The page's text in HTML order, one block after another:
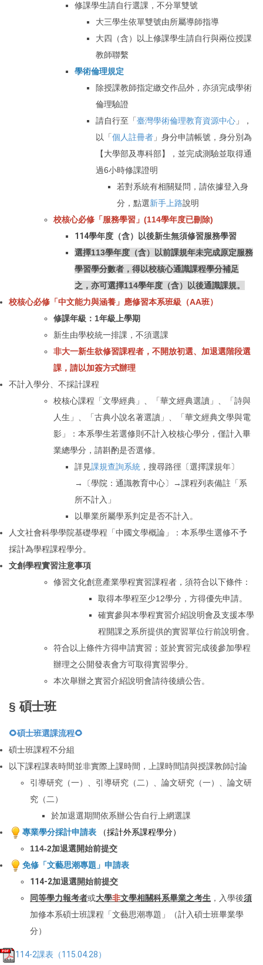
修課學生請自行選課，不分單雙號
大三學生依單雙號由所屬導師指導
大四（含）以上修課學生請自行與兩位授課
教師聯繫
學術倫理規定
除授課教師指定繳交作品外，亦須完成學術
倫理驗證
請自行至「 臺灣學術倫理教育資源中心 」，
以
「 個人註冊者 」身分申請帳號，身分別為
【大學部及專科部】，並完成測驗並取得通
過6小時修課證明
若對系統有相關疑問，請依據登入身
分，點選新手上路說明
校核心必修 「服務學習」(114學年度已刪除)
114學年度（含）以後新生無須修習服務學習
選擇113學年度 （含）以前課規年未完成原定服務
學習學分數者，得以校核心通識課程學分補足
之，亦可選擇114學年度 （含）以後通識課規。
校核心必修「中文能力與涵養」應修習本系班級（AA班）
修課年級：1年級上學期
新生由學校統一排課，不須選課
非大一新生欲修習課程者， 不開放初選、加退選階段選
課， 請以加簽方式辦理
不計入學分、不採計課程
校核心課程「文學經典」
「 華文經典選讀 」 「 詩與
人生 」 「 古典小說名著選讀 」 「 華文經典文學與電
影 」 ： 本系學生若選修則不計入校核心學分，僅計入畢
業總學分，請斟酌是否選修。
詳見課規查詢系統 ，搜尋路徑〔選擇課規年〕
→〔學院：通識教育中心〕→課程列表備註「系
所不計入」
以畢業所屬學系判定是否不計入。
人文社會科學學院基礎學程 「 中國文學概論 」 ： 本系學生選修不予
採計為學程課程學分。
文創學程實習注意事項
修習文化創意產業學程實習課程者，須符合以下條件：
取得本學程至少12學分，方得優先申請。
確實參與本學程實習介紹說明會及支援本學
程開課之系所提供的實習單位行前說明會。
符合以上條件方得申請實習；並於實習完成後參加學程
辦理之公開發表會方可取得實習學分。
本次舉辦之實習介紹說明會請待後續公告。
§ 碩士班
🌻碩士班選課流程🌻
碩士班課程不分組
以下課程課表時間並非實際上課時間，上課時間請與授課教師討論
引導研究（一）、引導研究（二）、論文研究（一）、論文研
究（二）
於加退選期間依系辦公告自行上網選課
專業學分採計申請表 （採計外系課程學分）
114-2加退選開始前提交
免修「文藝思潮專題」申請表
114-2加退選開始前提交
同等學力報考者或大學非文學相關科系畢業之考生 ，入學後須
加修本系碩士班課程「文藝思潮專題」（計入碩士班畢業學
分）
114-2課表（115.04.28）